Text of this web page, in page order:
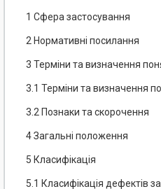
1 Сфера застосування
2 Нормативні посилання
3 Терміни та визначення
3.1 Терміни та визначення
3.2 Познаки та скорочення
4 Загальні положення
5 Класифікація
5.1 Класифікація дефектів